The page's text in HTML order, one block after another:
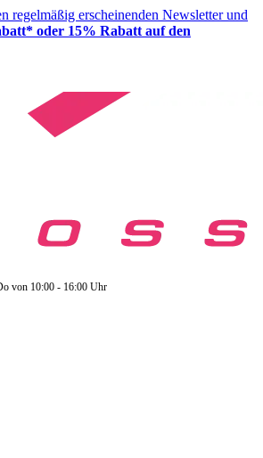
regelmäßig erscheinenden Newsletter und
oder 15% Rabatt auf den
von 10:00 - 16:00 Uhr